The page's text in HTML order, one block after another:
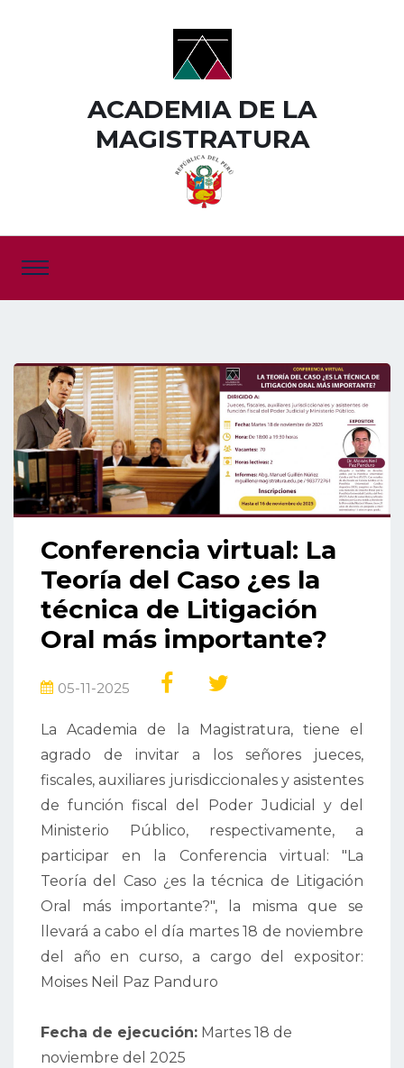
ACADEMIA DE LA
MAGISTRATURA
Conferencia virtual: La
Teoría del Caso ¿es la
técnica de Litigación
Oral más importante?
05-11-2025
La Academia de la Magistratura, tiene el
agrado de invitar a los señores jueces,
fiscales, auxiliares jurisdiccionales y asistentes
de función fiscal del Poder Judicial y del
Ministerio Público, respectivamente, a
participar en la Conferencia virtual: "La
Teoría del Caso ¿es la técnica de Litigación
Oral más importante?", la misma que se
llevará a cabo el día martes 18 de noviembre
del año en curso, a cargo del expositor:
Moises Neil Paz Panduro
Fecha de ejecución: Martes 18 de
noviembre del 2025